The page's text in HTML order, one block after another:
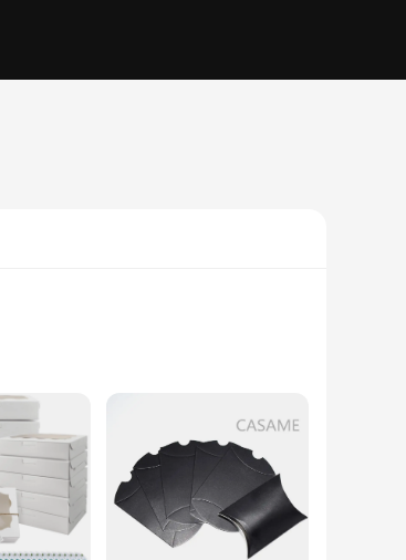
to protect your delicate pastries and cakes
Whether you're presenting a single